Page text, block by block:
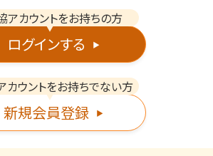
▼
アカウントをお持ちの方
ログインする ▶
▼
カウントをお持ちでない方
新規会員登録 ▶︎